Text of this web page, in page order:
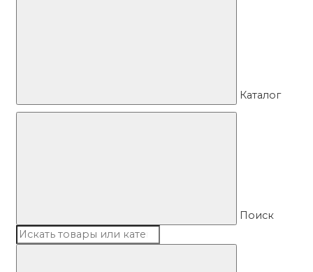
Каталог
Поиск